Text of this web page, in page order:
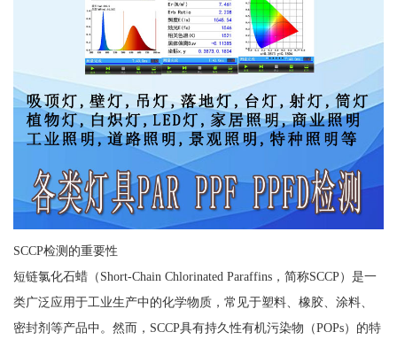
SCCP检测的重要性
短链氯化石蜡（Short-Chain Chlorinated Paraffins，简称SCCP）是一
类广泛应用于工业生产中的化学物质，常见于塑料、橡胶、涂料、
密封剂等产品中。然而，SCCP具有持久性有机污染物（POPs）的特